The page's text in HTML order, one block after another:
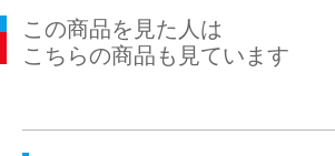
この商品を見た人は
こちらの商品も見ています